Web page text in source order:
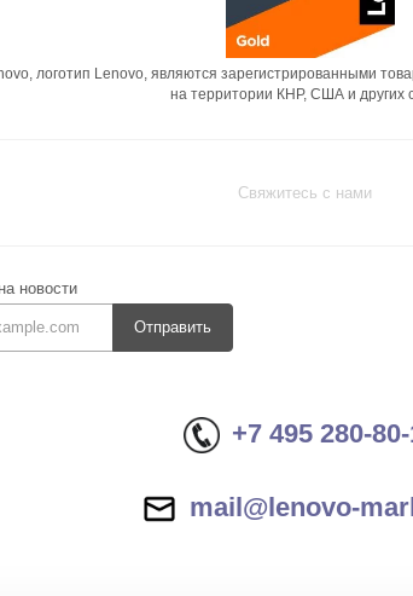
логотип Lenovo, являются зарегистрированными
на территории КНР, США и других
Свяжитесь с нами
новости
Отправить
+7 495 280-
mail@lenovo-